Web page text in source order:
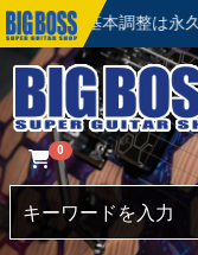
本調整は永久無料！
0